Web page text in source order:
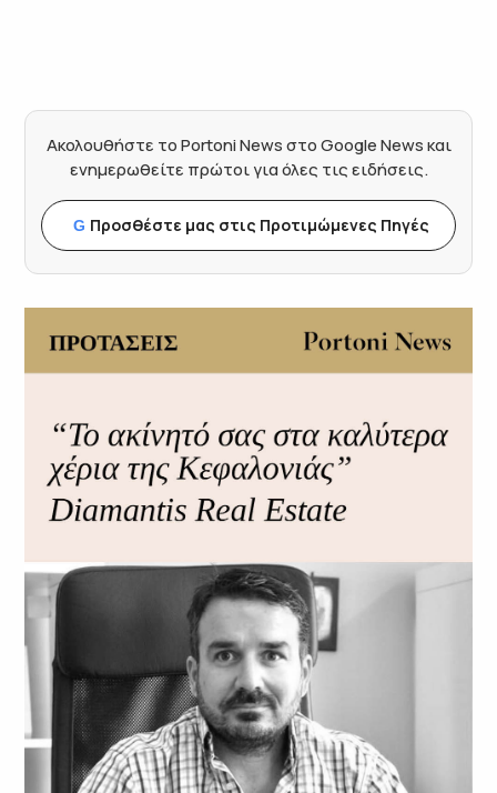
Ακολουθήστε το Portoni News στο Google News και
ενημερωθείτε πρώτοι για όλες τις ειδήσεις.
G Προσθέστε μας στις Προτιμώμενες Πηγές